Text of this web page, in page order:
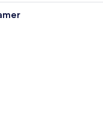
Hotelkamer met twee